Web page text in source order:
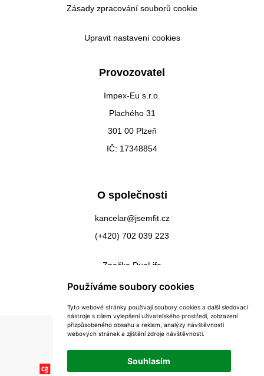
Používáme soubory cookies
Tyto webové stránky používají soubory cookies a další sledovací
nástroje s cílem vylepšení uživatelského prostředí, zobrazení
přizpůsobeného obsahu a reklam, analýzy návštěvnosti
webových stránek a zjištění zdroje návštěvnosti.
Souhlasím
Zásady zpracování souborů cookie
Upravit nastavení cookies
Provozovatel
Impex-Eu s.r.o.
Plachého 31
301 00 Plzeň
IČ: 17348854
O společnosti
kancelar@jsemfit.cz
(+420) 702 039 223
Značka DuoLife
Kontakty